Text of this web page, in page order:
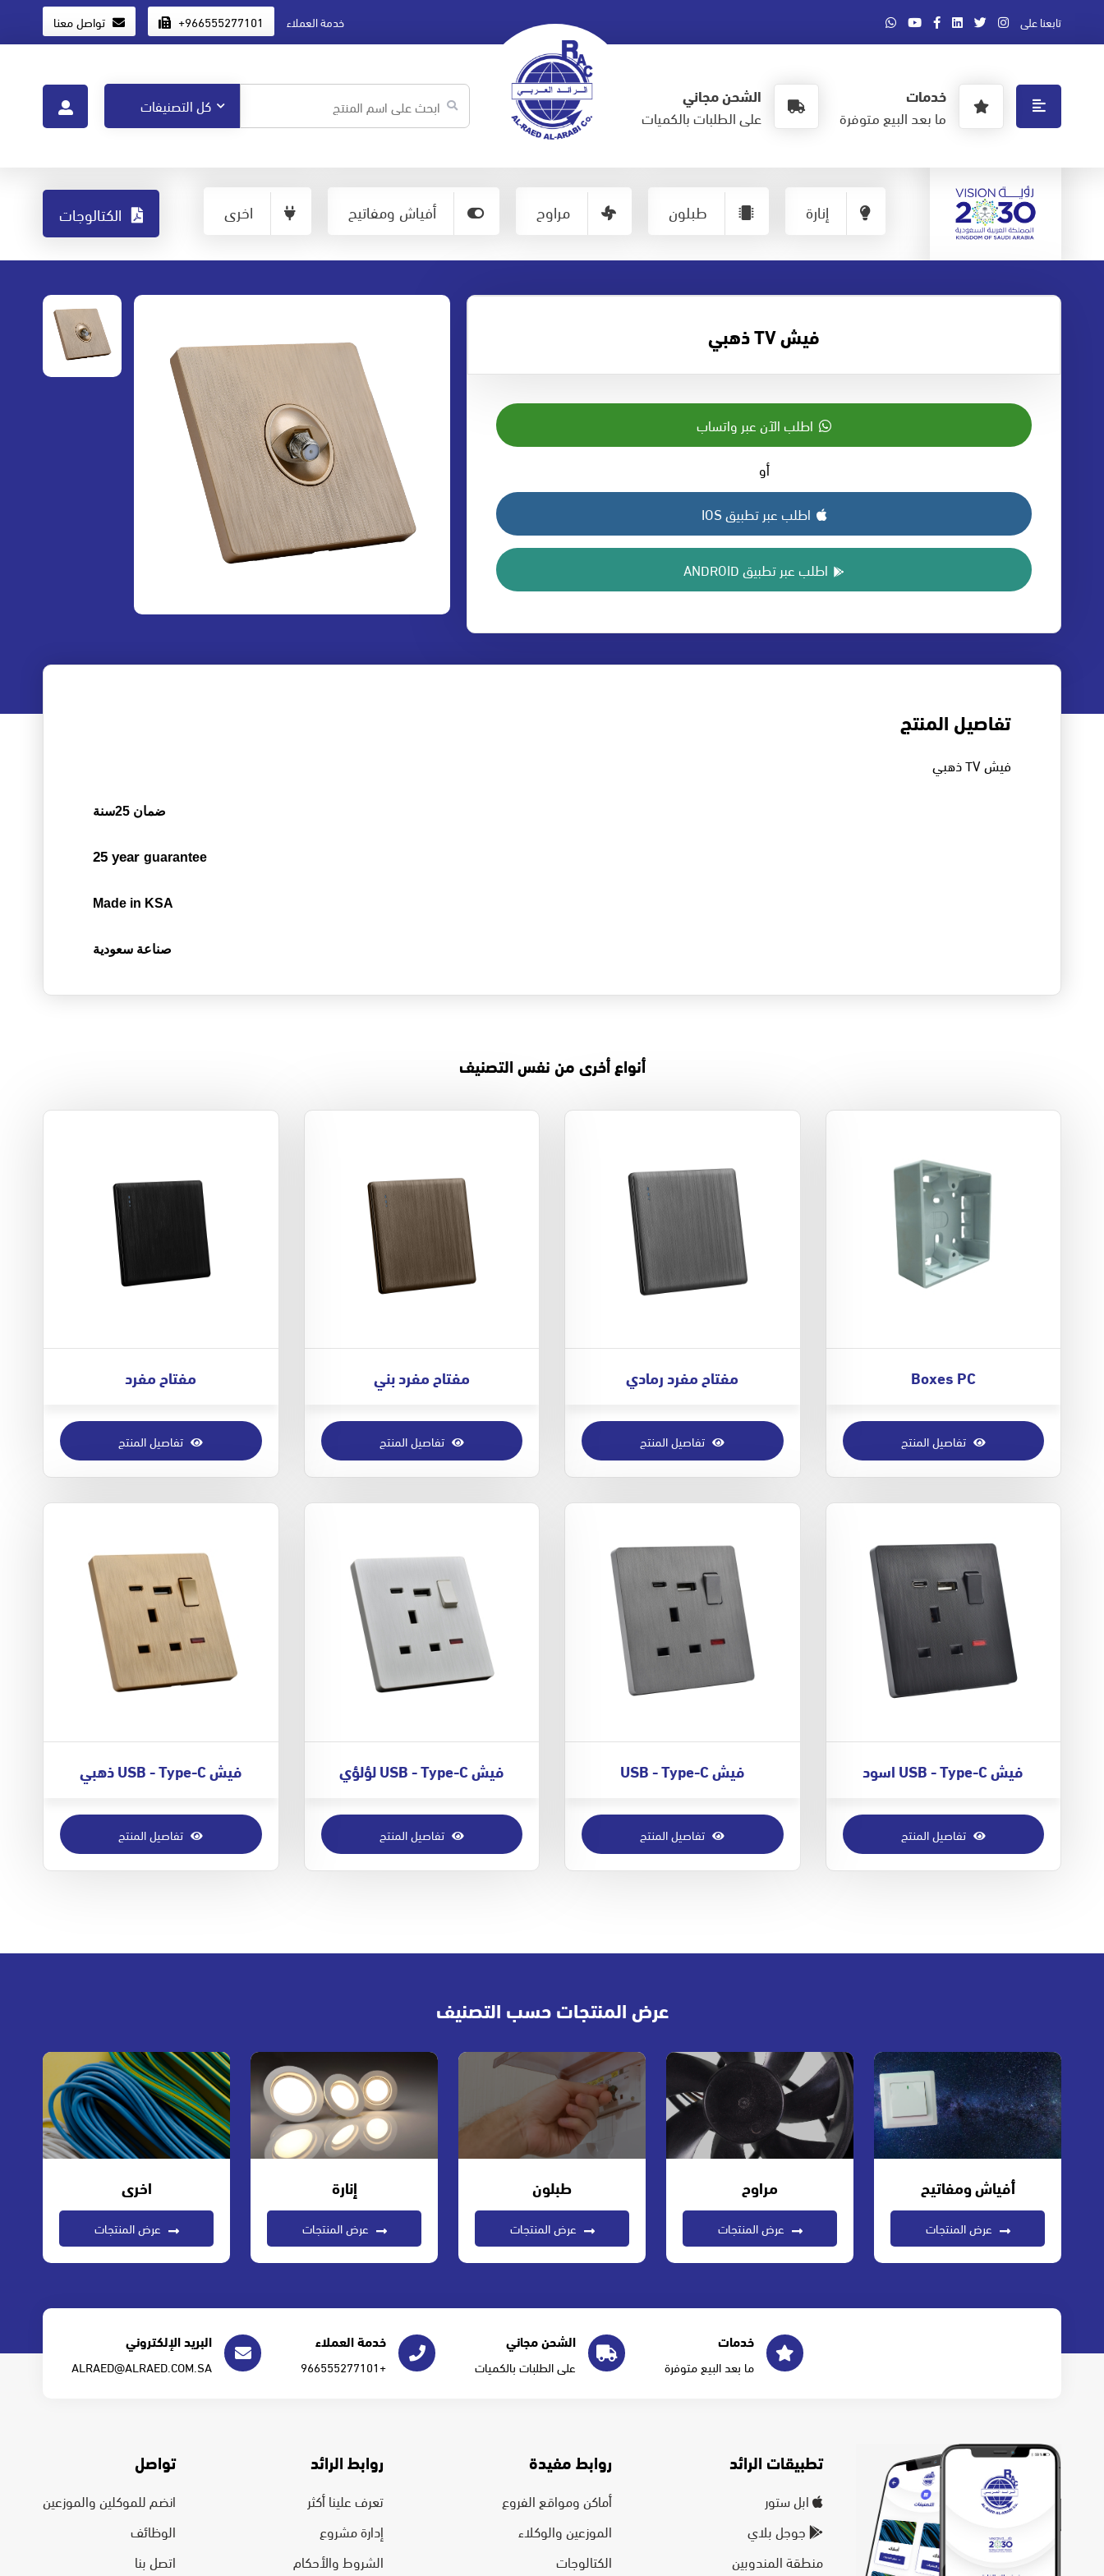
تابعنا على خدمة العملاء +966555277101 تواصل معنا
خدمات
ما بعد البيع متوفرة
الشحن مجاني
على الطلبات بالكميات
إنارة طبلون مراوح أفياش ومفاتيح اخرى الكتالوجات
فيش TV ذهبي
اطلب الآن عبر واتساب
أو
اطلب عبر تطبيق IOS
اطلب عبر تطبيق ANDROID
تفاصيل المنتج
فيش TV ذهبي
ضمان 25سنة
25 year guarantee
Made in KSA
صناعة سعودية
أنواع أخرى من نفس التصنيف
Boxes PC
تفاصيل المنتج
مفتاح مفرد رمادي
تفاصيل المنتج
مفتاح مفرد بني
تفاصيل المنتج
مفتاح مفرد
تفاصيل المنتج
فيش USB - Type-C اسود
تفاصيل المنتج
فيش USB - Type-C
تفاصيل المنتج
فيش USB - Type-C لؤلؤي
تفاصيل المنتج
فيش USB - Type-C ذهبي
تفاصيل المنتج
عرض المنتجات حسب التصنيف
أفياش ومفاتيح
عرض المنتجات
مراوح
عرض المنتجات
طبلون
عرض المنتجات
إنارة
عرض المنتجات
اخرى
عرض المنتجات
خدمات
ما بعد البيع متوفرة
الشحن مجاني
على الطلبات بالكميات
خدمة العملاء
+966555277101
البريد الإلكتروني
ALRAED@ALRAED.COM.SA
تطبيقات الرائد
ابل ستور
جوجل بلاي
منطقة المندوبين
روابط مفيدة
أماكن ومواقع الفروع
الموزعين والوكلاء
الكتالوجات
روابط الرائد
تعرف علينا أكثر
إدارة مشروع
الشروط والأحكام
تواصل
انضم للموكلين والموزعين
الوظائف
اتصل بنا